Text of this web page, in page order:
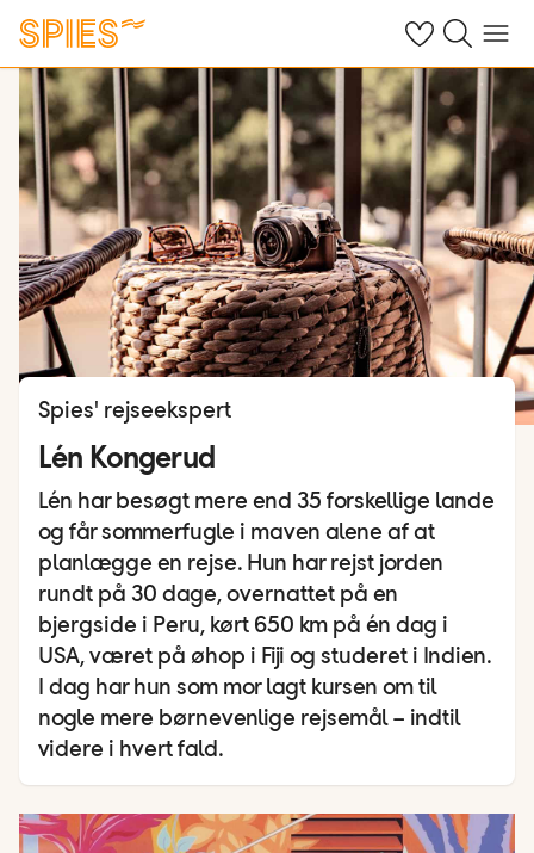
Se dine gemte
Søg påMenu
Spies' rejseekspert
Lén Kongerud
Lén har besøgt mere end 35 forskellige lande
og får sommerfugle i maven alene af at
planlægge en rejse. Hun har rejst jorden
rundt på 30 dage, overnattet på en
bjergside i Peru, kørt 650 km på én dag i
USA, været på øhop i Fiji og studeret i Indien.
I dag har hun som mor lagt kursen om til
nogle mere børnevenlige rejsemål – indtil
videre i hvert fald.